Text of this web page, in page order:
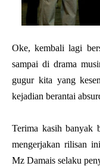
Oke, kembali lagi
sampai di drama
gugur kita yang
kejadian berantai
Terima kasih banyak
mengerjakan rilisan
Mz Damais selaku